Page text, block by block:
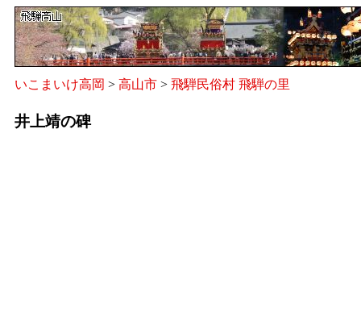
いこまいけ高岡 > 高山市 > 飛騨民俗村 飛騨の里
井上靖の碑